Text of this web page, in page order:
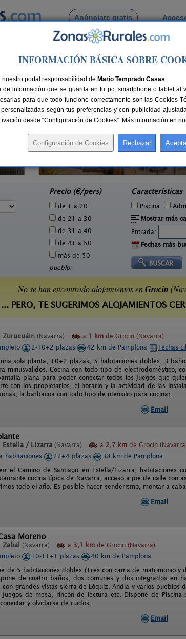
Anúnciate gratis
Busca por pueblo
Grocin
Casa Rural Haitzetxea
Precio (€/pers)
de 1 a 20
de 21 a 30
de 31 a 40
de 41 a 50
más de 50
pueblo:
Características
Piscina
Mostrar más
Entrada:
Fechas más
No se han encontrado alojamientos enGrocin
... PERO, TE SUGERIMOS ALOJAMIENTOS
Zurucuáin (Navarra) a 1 km de Grocin (Navarra)
2-10+2 plazas 42 km de Pamplona
Fechas
sola planta, 10+2 plazas, 5 habitaciones dobles, 3
minusvalidos. Cocina con todo tipo de electrodoméstico,
plana para poder conectar todos los juegos que
con los propietarios, el horario y la actividad de las
la barbacoa con todo tipo de utensilio para cocinar.
Email
Estella / Lizarra (Navarra) a 2,7 km de Grocin
habitaciones
22+4 plazas
38 km de Pamplona
el Camino de Santiago en Estella/Lizarra, habitaciones
cocina típica de Navarra, acceso a pie de calle
todo el año. Es posible hacer senderismo, montar a
Email
Moreno
Zabal (Navarra) a 3,1 km de Grocin (Navarra)
10-11+1 plazas
40 km de Pamplona
de 5 habitaciones dobles (Tres con cama de matrimonio
de cuatro baños, dos comunes y dos integrados en
grandes vistas sierra de Lóquiz, Andía y varios pueblos
de mesa, rincón de lectura etc. Dispone de Piscina
y olvidarse de ruidos.
Email
INFORMACIÓN BÁSICA SOBRE
portal responsabilidad de Mario Temprado Casas.
información que se guarda en tu pc, smartphone o tablet
para que todo funcione correctamente son las Cookies
según tus preferencias y con publicidad
desde “Configuración de Cookies”. Más información en